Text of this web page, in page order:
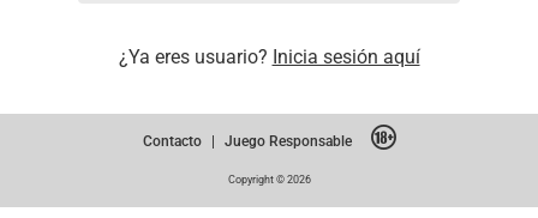
¿Ya eres usuario? Inicia sesión aquí
Contacto | Juego Responsable
Copyright © 2026